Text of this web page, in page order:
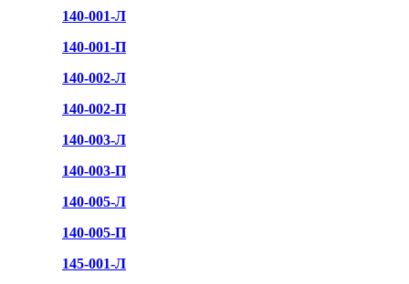
140-001-Л
140-001-П
140-002-Л
140-002-П
140-003-Л
140-003-П
140-005-Л
140-005-П
145-001-Л